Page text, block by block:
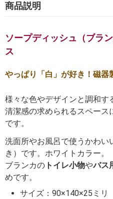
商品説明
ソープディッシュ（ブラ
ス
やっぱり「白」が好き！磁器
様々な色やデザインと調和す
清潔感の求められるスペース
です。
洗面所やお風呂で使うかわい
き）です。ホワイトカラー。
ブランカの トイレ小物やバス
めです。
サイズ：90×140×25ミリ